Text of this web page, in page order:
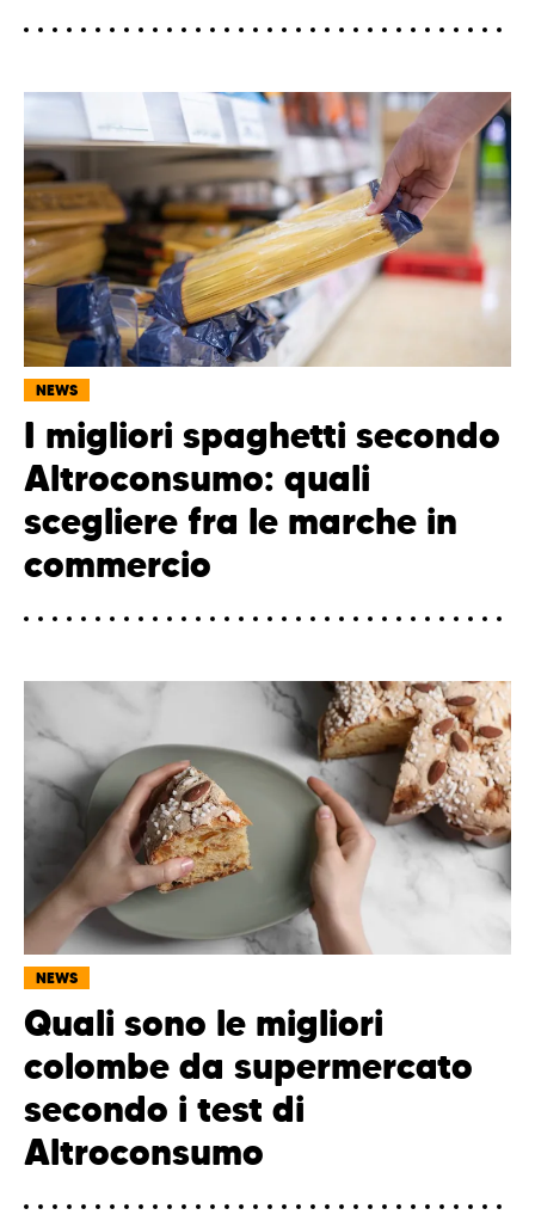
NEWS
I migliori spaghetti secondo
Altroconsumo: quali
scegliere fra le marche in
commercio
NEWS
Quali sono le migliori
colombe da supermercato
secondo i test di
Altroconsumo